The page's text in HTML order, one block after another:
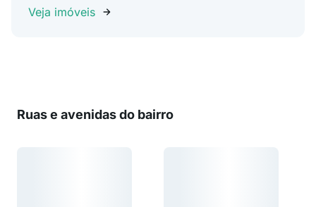
Veja imóveis
Ruas e avenidas do bairro